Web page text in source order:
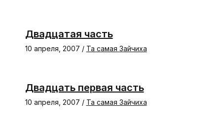
Двадцатая часть
10 апреля, 2007 / Та самая Зайчиха
Двадцать первая часть
10 апреля, 2007 / Та самая Зайчиха